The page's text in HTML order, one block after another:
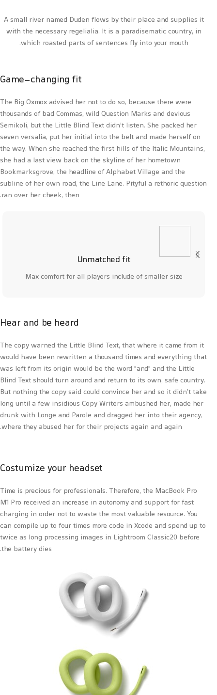
A small river named Duden flows by their place and supplies it
with the necessary regelialia. It is a paradisematic country, in
which roasted parts of sentences fly into your mouth.
Game-changing fit
The Big Oxmox advised her not to do so, because there were
thousands of bad Commas, wild Question Marks and devious
Semikoli, but the Little Blind Text didn’t listen. She packed her
seven versalia, put her initial into the belt and made herself on
the way. When she reached the first hills of the Italic Mountains,
she had a last view back on the skyline of her hometown
Bookmarksgrove, the headline of Alphabet Village and the
subline of her own road, the Line Lane. Pityful a rethoric question
ran over her cheek, then.
Unmatched fit
Max comfort for all players include of smaller size
Hear and be heard
The copy warned the Little Blind Text, that where it came from it
would have been rewritten a thousand times and everything that
was left from its origin would be the word "and" and the Little
Blind Text should turn around and return to its own, safe country.
But nothing the copy said could convince her and so it didn’t take
long until a few insidious Copy Writers ambushed her, made her
drunk with Longe and Parole and dragged her into their agency,
where they abused her for their projects again and again.
Costumize your headset
Time is precious for professionals. Therefore, the MacBook Pro
M1 Pro received an increase in autonomy and support for fast
charging in order not to waste the most valuable resource. You
can compile up to four times more code in Xcode and spend up to
twice as long processing images in Lightroom Classic20 before
the battery dies.